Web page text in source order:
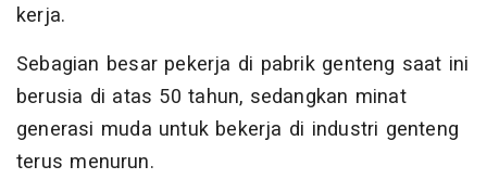
kerja.
Sebagian besar pekerja di pabrik genteng saat ini
berusia di atas 50 tahun, sedangkan minat
generasi muda untuk bekerja di industri genteng
terus menurun.